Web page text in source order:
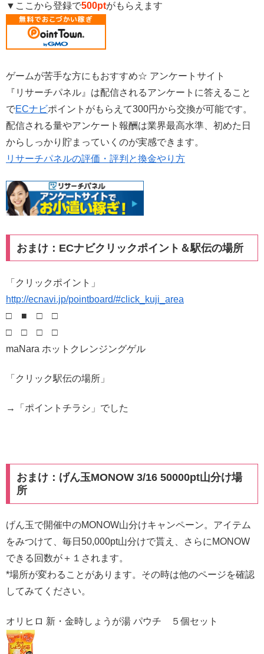
▼ここから登録で500ptがもらえます
ゲームが苦手な方にもおすすめ☆ アンケートサイト
『リサーチパネル』は配信されるアンケートに答えること
でECナビポイントがもらえて300円から交換が可能です。
配信される量やアンケート報酬は業界最高水準、初めた日
からしっかり貯まっていくのが実感できます。
リサーチパネルの評価・評判と換金やり方
おまけ：ECナビクリックポイント＆駅伝の場所
「クリックポイント」
http://ecnavi.jp/pointboard/#click_kuji_area
□ ■ □ □
□ □ □ □
maNara ホットクレンジングゲル
「クリック駅伝の場所」
→「ポイントチラシ」でした
おまけ：げん玉MONOW 3/16 50000pt山分け場
所
げん玉で開催中のMONOW山分けキャンペーン。アイテム
をみつけて、毎日50,000pt山分けで貰え、さらにMONOW
できる回数が＋１されます。
*場所が変わることがあります。その時は他のページを確認
してみてください。
オリヒロ 新・金時しょうが湯 パウチ ５個セット